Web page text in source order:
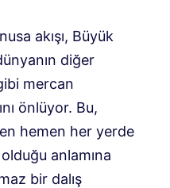
akışı, Büyük
diğer
mercan
önlüyor. Bu,
hemen her yerde
anlamına
bir dalış